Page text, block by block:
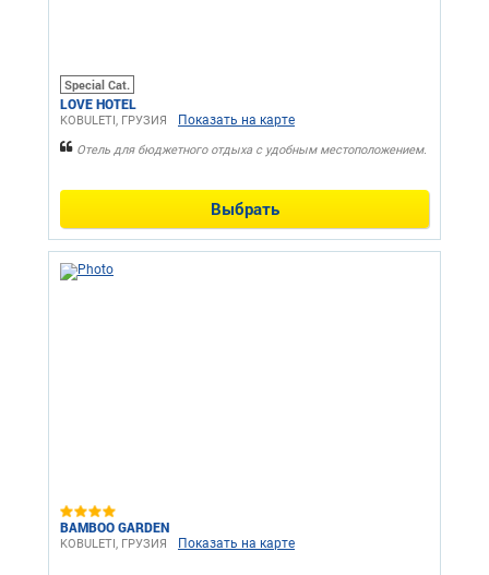
Special Cat.
LOVE HOTEL
KOBULETI, ГРУЗИЯ Показать на карте
Отель для бюджетного отдыха с удобным местоположением.
Выбрать
BAMBOO GARDEN
KOBULETI, ГРУЗИЯ Показать на карте